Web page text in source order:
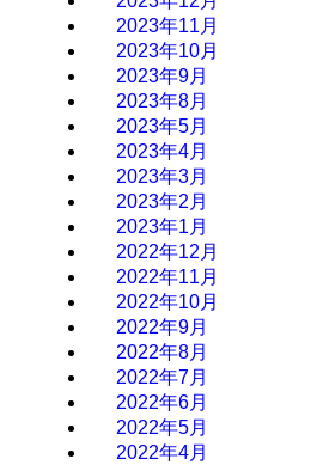
2023年11月
2023年10月
2023年9月
2023年8月
2023年5月
2023年4月
2023年3月
2023年2月
2023年1月
2022年12月
2022年11月
2022年10月
2022年9月
2022年8月
2022年7月
2022年6月
2022年5月
2022年4月